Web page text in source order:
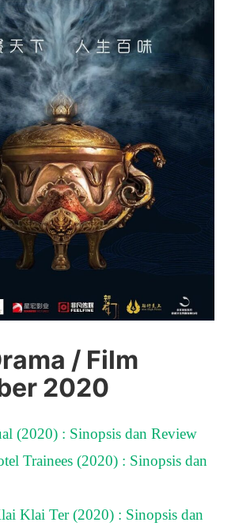
/ Film
2020
(2020) : Sinopsis dan Review
Trainees (2020) : Sinopsis dan
Klai Ter (2020) : Sinopsis dan